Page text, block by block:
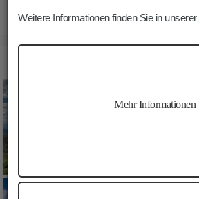
Weitere Informationen finden Sie in unserer
Mehr Informationen